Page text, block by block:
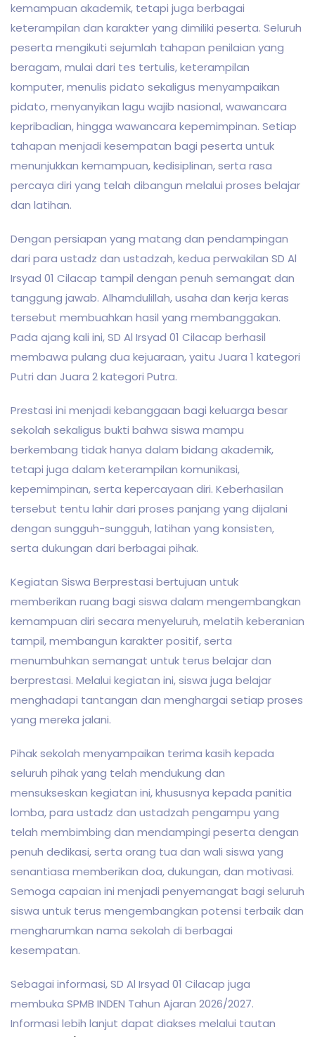
kemampuan akademik, tetapi juga berbagai
keterampilan dan karakter yang dimiliki peserta. Seluruh
peserta mengikuti sejumlah tahapan penilaian yang
beragam, mulai dari tes tertulis, keterampilan
komputer, menulis pidato sekaligus menyampaikan
pidato, menyanyikan lagu wajib nasional, wawancara
kepribadian, hingga wawancara kepemimpinan. Setiap
tahapan menjadi kesempatan bagi peserta untuk
menunjukkan kemampuan, kedisiplinan, serta rasa
percaya diri yang telah dibangun melalui proses belajar
dan latihan.
Dengan persiapan yang matang dan pendampingan
dari para ustadz dan ustadzah, kedua perwakilan SD Al
Irsyad 01 Cilacap tampil dengan penuh semangat dan
tanggung jawab. Alhamdulillah, usaha dan kerja keras
tersebut membuahkan hasil yang membanggakan.
Pada ajang kali ini, SD Al Irsyad 01 Cilacap berhasil
membawa pulang dua kejuaraan, yaitu Juara 1 kategori
Putri dan Juara 2 kategori Putra.
Prestasi ini menjadi kebanggaan bagi keluarga besar
sekolah sekaligus bukti bahwa siswa mampu
berkembang tidak hanya dalam bidang akademik,
tetapi juga dalam keterampilan komunikasi,
kepemimpinan, serta kepercayaan diri. Keberhasilan
tersebut tentu lahir dari proses panjang yang dijalani
dengan sungguh-sungguh, latihan yang konsisten,
serta dukungan dari berbagai pihak.
Kegiatan Siswa Berprestasi bertujuan untuk
memberikan ruang bagi siswa dalam mengembangkan
kemampuan diri secara menyeluruh, melatih keberanian
tampil, membangun karakter positif, serta
menumbuhkan semangat untuk terus belajar dan
berprestasi. Melalui kegiatan ini, siswa juga belajar
menghadapi tantangan dan menghargai setiap proses
yang mereka jalani.
Pihak sekolah menyampaikan terima kasih kepada
seluruh pihak yang telah mendukung dan
mensukseskan kegiatan ini, khususnya kepada panitia
lomba, para ustadz dan ustadzah pengampu yang
telah membimbing dan mendampingi peserta dengan
penuh dedikasi, serta orang tua dan wali siswa yang
senantiasa memberikan doa, dukungan, dan motivasi.
Semoga capaian ini menjadi penyemangat bagi seluruh
siswa untuk terus mengembangkan potensi terbaik dan
mengharumkan nama sekolah di berbagai
kesempatan.
Sebagai informasi, SD Al Irsyad 01 Cilacap juga
membuka SPMB INDEN Tahun Ajaran 2026/2027.
Informasi lebih lanjut dapat diakses melalui tautan